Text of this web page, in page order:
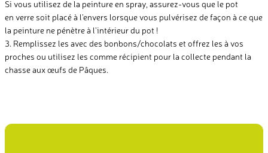
Si vous utilisez de la peinture en spray, assurez-vous que le pot
en verre soit placé à l’envers lorsque vous pulvérisez de façon à ce que
la peinture ne pénètre à l’intérieur du pot !
3. Remplissez les avec des bonbons/chocolats et offrez les à vos
proches ou utilisez les comme récipient pour la collecte pendant la
chasse aux œufs de Pâques.